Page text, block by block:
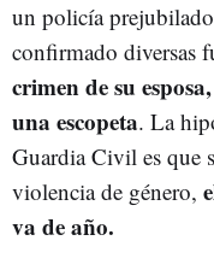
un policía
confirmado diversas
crimen de su
una escopeta. La
Guardia Civil es que
violencia de género,
va de año.